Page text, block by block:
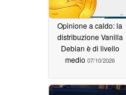
Opinione a caldo: la
distribuzione Vanilla
Debian è di livello
medio 07/10/2026